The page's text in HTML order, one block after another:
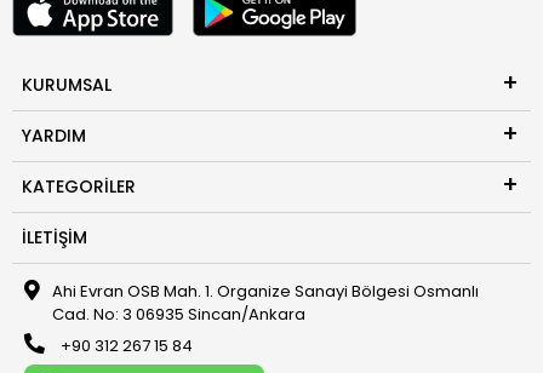
KURUMSAL
YARDIM
KATEGORILER
İLETIŞIM
Ahi Evran OSB Mah. 1. Organize Sanayi Bölgesi Osmanlı
Cad. No: 3 06935 Sincan/Ankara
+90 312 267 15 84